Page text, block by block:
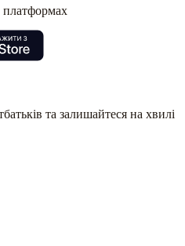
платформах
та залишайтеся на хвилі